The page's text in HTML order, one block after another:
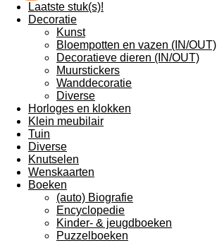
Laatste stuk(s)!
Decoratie
Kunst
Bloempotten en vazen (IN/OUT)
Decoratieve dieren (IN/OUT)
Muurstickers
Wanddecoratie
Diverse
Horloges en klokken
Klein meubilair
Tuin
Diverse
Knutselen
Wenskaarten
Boeken
(auto) Biografie
Encyclopedie
Kinder- & jeugdboeken
Puzzelboeken